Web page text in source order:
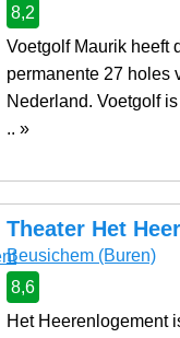
8,2
Voetgolf Maurik heeft
permanente 27 holes
Nederland. Voetgolf
.. »
Theater Het
Beusichem (Buren)
8,6
Het Heerenlogement